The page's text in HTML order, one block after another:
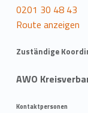
0201 30 48 43
Route anzeigen
Zuständige
AWO
Kontaktpersonen